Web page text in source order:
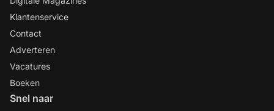
Klantenservice
Contact
Adverteren
Vacatures
Boeken
Snel naar